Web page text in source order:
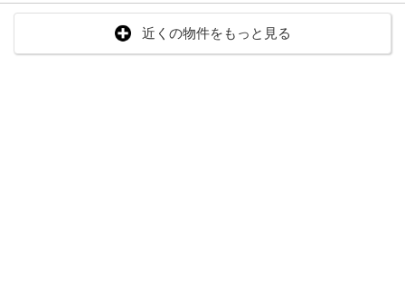
近くの物件をもっと見る